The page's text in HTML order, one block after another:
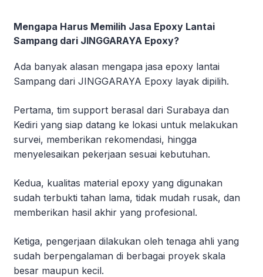
Mengapa Harus Memilih Jasa Epoxy Lantai
Sampang dari JINGGARAYA Epoxy?
Ada banyak alasan mengapa jasa epoxy lantai
Sampang dari JINGGARAYA Epoxy layak dipilih.
Pertama, tim support berasal dari Surabaya dan
Kediri yang siap datang ke lokasi untuk melakukan
survei, memberikan rekomendasi, hingga
menyelesaikan pekerjaan sesuai kebutuhan.
Kedua, kualitas material epoxy yang digunakan
sudah terbukti tahan lama, tidak mudah rusak, dan
memberikan hasil akhir yang profesional.
Ketiga, pengerjaan dilakukan oleh tenaga ahli yang
sudah berpengalaman di berbagai proyek skala
besar maupun kecil.